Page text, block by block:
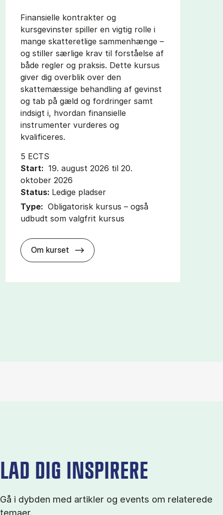
Finansielle kontrakter og
kursgevinster spiller en vigtig rolle i
mange skatteretlige sammenhænge –
og stiller særlige krav til forståelse af
både regler og praksis. Dette kursus
giver dig overblik over den
skattemæssige behandling af gevinst
og tab på gæld og fordringer samt
indsigt i, hvordan finansielle
instrumenter vurderes og
kvalificeres.
5 ECTS
Start: 19. august 2026 til 20.
oktober 2026
Status: Ledige pladser
Type: Obligatorisk kursus – også
udbudt som valgfrit kursus
Om kurset about
LAD DIG INSPIRERE
Gå i dybden med artikler og events om relaterede
temaer.